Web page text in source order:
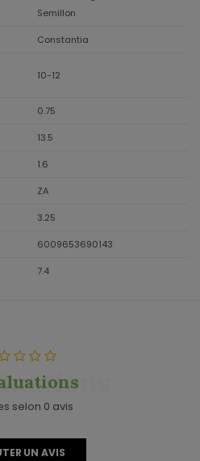
Semillon
Constantia
10-12
0.75
13.5
1.6
ZA
3.25
6009653690143
7.4
selon 0 avis
UN AVIS